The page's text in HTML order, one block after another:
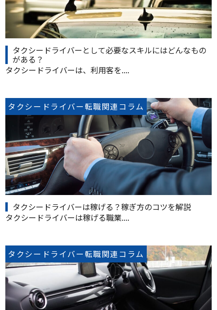
タクシードライバーとして必要なスキルにはどんなもの
がある？
タクシードライバーは、利用客を....
タクシードライバー転職関連コラム
タクシードライバーは稼げる？稼ぎ方のコツを解説
タクシードライバーは稼げる職業....
タクシードライバー転職関連コラム